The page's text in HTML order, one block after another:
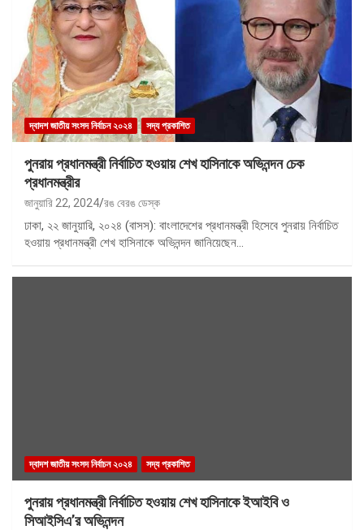
দ্বাদশ জাতীয় সংসদ নির্বাচন ২০২৪ সদ্য প্রকাশিত
পুনরায় প্রধানমন্ত্রী নির্বাচিত হওয়ায় শেখ হাসিনাকে অভিনন্দন চেক
প্রধানমন্ত্রীর
জানুয়ারি 22, 2024 রঙ বেরঙ ডেস্ক
ঢাকা, ২২ জানুয়ারি, ২০২৪ (বাসস): বাংলাদেশের প্রধানমন্ত্রী হিসেবে পুনরায় নির্বাচিত
হওয়ায় প্রধানমন্ত্রী শেখ হাসিনাকে অভিনন্দন জানিয়েছেন…
দ্বাদশ জাতীয় সংসদ নির্বাচন ২০২৪ সদ্য প্রকাশিত
পুনরায় প্রধানমন্ত্রী নির্বাচিত হওয়ায় শেখ হাসিনাকে ইআইবি ও
সিআইসিএ’র অভিনন্দন